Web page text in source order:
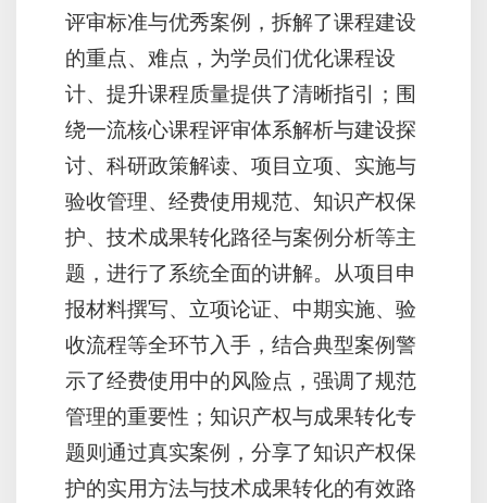
评审标准与优秀案例，拆解了课程建设
的重点、难点，为学员们优化课程设
计、提升课程质量提供了清晰指引；围
绕一流核心课程评审体系解析与建设探
讨、科研政策解读、项目立项、实施与
验收管理、经费使用规范、知识产权保
护、技术成果转化路径与案例分析等主
题，进行了系统全面的讲解。从项目申
报材料撰写、立项论证、中期实施、验
收流程等全环节入手，结合典型案例警
示了经费使用中的风险点，强调了规范
管理的重要性；知识产权与成果转化专
题则通过真实案例，分享了知识产权保
护的实用方法与技术成果转化的有效路